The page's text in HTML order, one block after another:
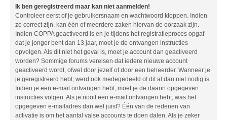
Ik ben geregistreerd maar kan niet aanmelden!
Controleer eerst of je gebruikersnaam en wachtwoord kloppen. Indien
ze correct zijn, kan één of meerdere zaken hiervan de oorzaak zijn.
Indien COPPA geactiveerd is en je tijdens het registratieproces opgaf
dat je jonger bent dan 13 jaar, moet je de ontvangen instructies
opvolgen. Als dit niet het geval is, moet je account dan geactiveerd
worden? Sommige forums vereisen dat iedere nieuwe account
geactiveerd wordt, ofwel door jezelf of door een beheerder. Wanneer je
je geregistreerd hebt, werd ook medegedeeld of dit al dan niet nodig is.
Indien je een e-mail ontvangen hebt, moet je de daarin opgegeven
instructies volgen. Als je nooit een e-mail ontvangen hebt, was het
opgegeven e-mailadres dan wel juist? Één van de redenen van
activatie is om het aantal valse accounts te doen dalen. Als je zeker